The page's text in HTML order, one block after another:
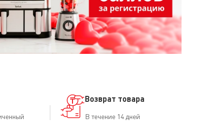
Возврат товара
В течение 14 дней